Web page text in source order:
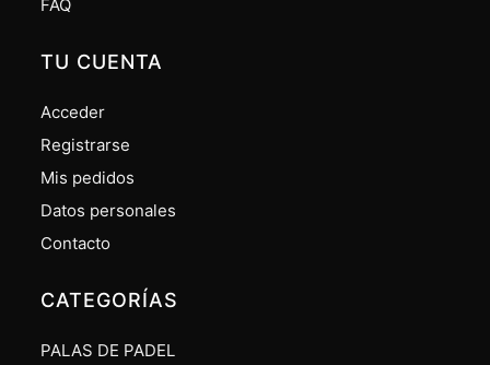
FAQ
TU CUENTA
Acceder
Registrarse
Mis pedidos
Datos personales
Contacto
CATEGORÍAS
PALAS DE PADEL